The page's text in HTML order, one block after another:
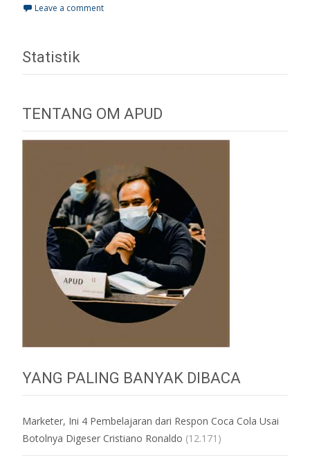
Leave a comment
Statistik
TENTANG OM APUD
YANG PALING BANYAK DIBACA
Marketer, Ini 4 Pembelajaran dari Respon Coca Cola Usai
Botolnya Digeser Cristiano Ronaldo (12.171)